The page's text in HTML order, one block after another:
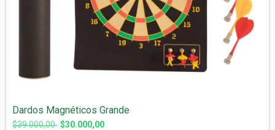
Dardos Magnéticos Grande
$39.000,00 $30.000,00